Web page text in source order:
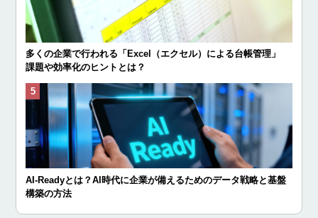
多くの企業で行われる「Excel（エクセル）による台帳管理」
課題や効率化のヒントとは？
AI-Readyとは？AI時代に企業が備えるためのデータ戦略と基盤
構築の方法